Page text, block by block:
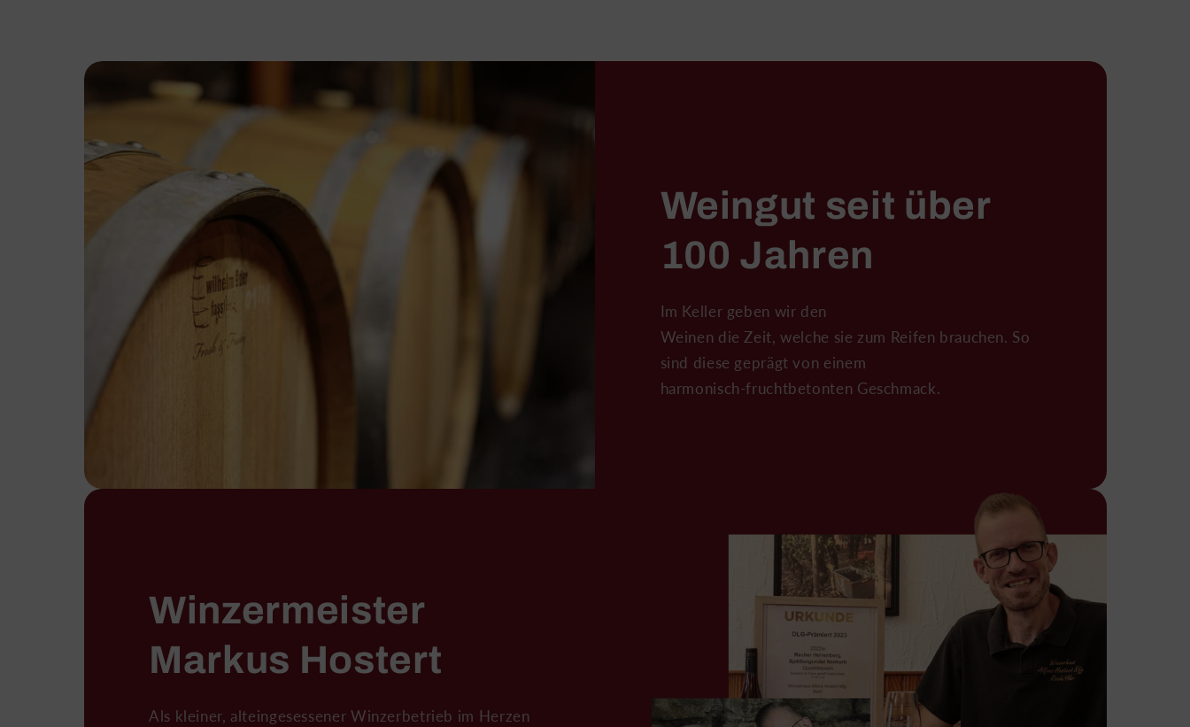
Weingut seit über
100 Jahren
Im Keller geben wir den
Weinen die Zeit, welche sie zum Reifen brauchen. So
sind diese geprägt von einem
harmonisch-fruchtbetonten Geschmack.
Winzermeister
Markus Hostert
Als kleiner, alteingesessener Winzerbetrieb im Herzen